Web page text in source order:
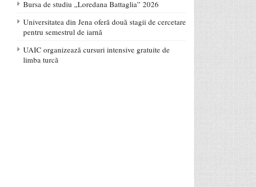
Bursa de studiu „Loredana Battaglia” 2026
Universitatea din Jena oferă două stagii de cercetare
pentru semestrul de iarnă
UAIC organizează cursuri intensive gratuite de
limba turcă